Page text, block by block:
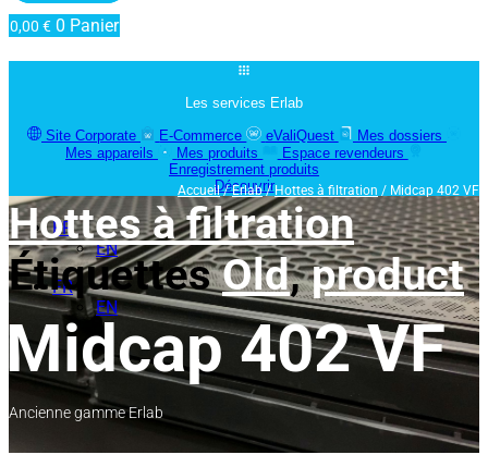
0,00 € 0 Panier
Les services Erlab
Site Corporate
E-Commerce eValiQuest
Mes dossiers
Mes appareils
Mes produits
Espace revendeurs
Enregistrement produits
Découvrir
FR
EN
FR
EN
Accueil/Erlab/Hottes à filtration / Midcap 402 VF
Hottes à filtration
Étiquettes Old,product
Midcap 402 VF
Ancienne gamme Erlab